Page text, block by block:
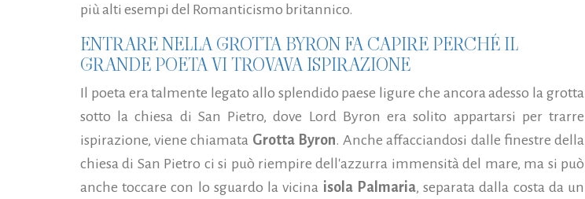
più alti esempi del Romanticismo britannico.
ENTRARE NELLA GROTTA BYRON FA CAPIRE PERCHÉ IL
GRANDE POETA VI TROVAVA ISPIRAZIONE
Il poeta era talmente legato allo splendido paese ligure che ancora adesso la grotta
sotto la chiesa di San Pietro, dove Lord Byron era solito appartarsi per trarre
ispirazione, viene chiamata Grotta Byron. Anche affacciandosi dalle finestre della
chiesa di San Pietro ci si può riempire dell'azzurra immensità del mare, ma si può
anche toccare con lo sguardo la vicina isola Palmaria, separata dalla costa da un